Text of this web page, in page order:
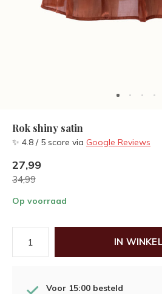
Rok shiny satin
✨ 4.8 / 5 score via Google Reviews
27,99
34,99
Op voorraad
IN
Voor 15:00 besteld